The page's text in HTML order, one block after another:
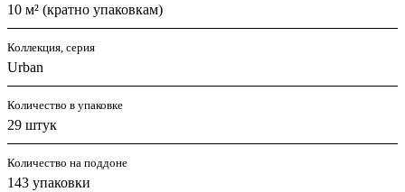
10 м² (кратно упаковкам)
Коллекция, серия
Urban
Количество в упаковке
29 штук
Количество на поддоне
143 упаковки